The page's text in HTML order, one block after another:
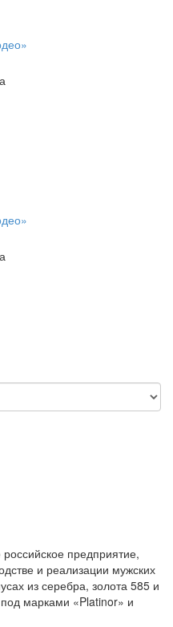
предприятие,
и реализации мужских
из серебра, золота 585 и
марками «Platinor» и